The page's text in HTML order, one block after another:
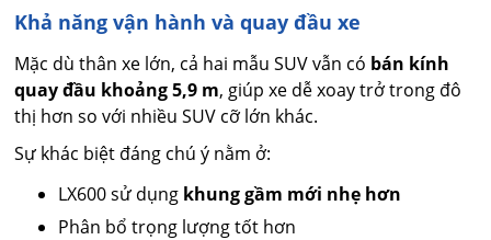
Khả năng vận hành và quay đầu xe
Mặc dù thân xe lớn, cả hai mẫu SUV vẫn có bán kính
quay đầu khoảng 5,9 m, giúp xe dễ xoay trở trong đô
thị hơn so với nhiều SUV cỡ lớn khác.
Sự khác biệt đáng chú ý nằm ở:
LX600 sử dụng khung gầm mới nhẹ hơn
Phân bổ trọng lượng tốt hơn